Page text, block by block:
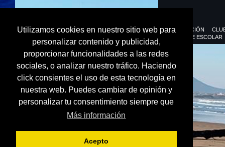
Utilizamos cookies en nuestro sitio web para
personalizar contenido y publicidad,
proporcionar funcionalidades a las redes
sociales, o analizar nuestro tráfico. Haciendo
click consientes el uso de esta tecnología en
nuestra web. Puedes cambiar de opinión y
personalizar tu consentimiento siempre que
Más información
Acepto
FEDERACIÓN
DEPORTE ESCOLAR